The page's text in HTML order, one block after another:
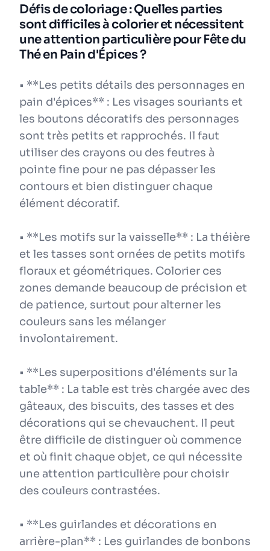
Défis de coloriage : Quelles parties
sont difficiles à colorier et nécessitent
une attention particulière pour Fête du
Thé en Pain d'Épices ?
• **Les petits détails des personnages en
pain d'épices** : Les visages souriants et
les boutons décoratifs des personnages
sont très petits et rapprochés. Il faut
utiliser des crayons ou des feutres à
pointe fine pour ne pas dépasser les
contours et bien distinguer chaque
élément décoratif.
• **Les motifs sur la vaisselle** : La théière
et les tasses sont ornées de petits motifs
floraux et géométriques. Colorier ces
zones demande beaucoup de précision et
de patience, surtout pour alterner les
couleurs sans les mélanger
involontairement.
• **Les superpositions d'éléments sur la
table** : La table est très chargée avec des
gâteaux, des biscuits, des tasses et des
décorations qui se chevauchent. Il peut
être difficile de distinguer où commence
et où finit chaque objet, ce qui nécessite
une attention particulière pour choisir
des couleurs contrastées.
• **Les guirlandes et décorations en
arrière-plan** : Les guirlandes de bonbons